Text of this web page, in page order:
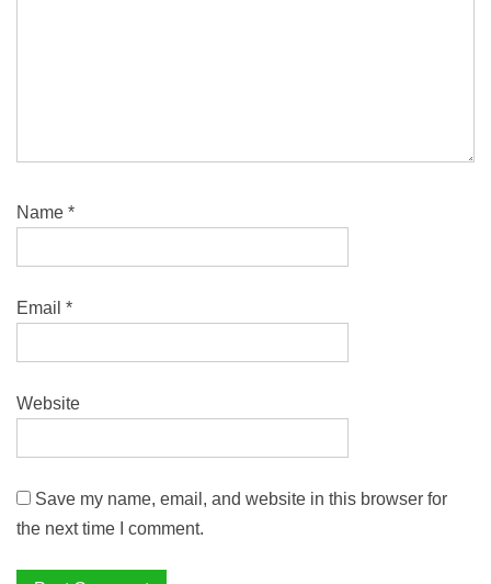
Name *
Email *
Website
Save my name, email, and website in this browser for
the next time I comment.